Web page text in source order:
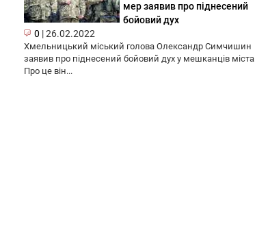
мер заявив про піднесений
бойовий дух
0 |26.02.2022
Хмельницький міський голова Олександр Симчишин
заявив про піднесений бойовий дух у мешканців
Про це він...